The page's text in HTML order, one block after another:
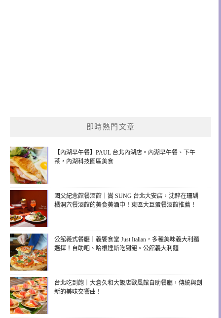
即時熱門文章
【內湖早午餐】PAUL 台北內湖店。內湖早午餐、下午
茶，內湖科技園區美食
國父紀念館餐酒館｜嵩 SUNG 台北大安店，沈醉在珊瑚
橘洞穴餐酒館的美食美酒中！東區大巨蛋餐酒館推薦！
公館義式餐廳｜義饗食堂 Just Italian，多種美味義大利麵
選擇！自助吧、哈根達斯吃到飽。公館義大利麵
台北吃到飽｜大倉久和大飯店歐風館自助餐廳，傳統與創
新的美味交響曲！